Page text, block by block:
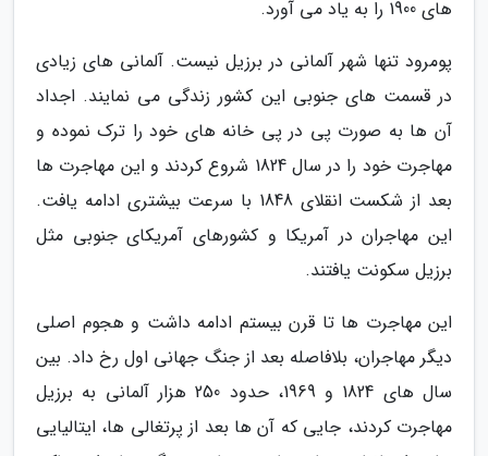
های 1900 را به یاد می آورد.
پومرود تنها شهر آلمانی در برزیل نیست. آلمانی های زیادی
در قسمت های جنوبی این کشور زندگی می نمایند. اجداد
آن ها به صورت پی در پی خانه های خود را ترک نموده و
مهاجرت خود را در سال 1824 شروع کردند و این مهاجرت ها
بعد از شکست انقلای 1848 با سرعت بیشتری ادامه یافت.
این مهاجران در آمریکا و کشورهای آمریکای جنوبی مثل
برزیل سکونت یافتند.
این مهاجرت ها تا قرن بیستم ادامه داشت و هجوم اصلی
دیگر مهاجران، بلافاصله بعد از جنگ جهانی اول رخ داد. بین
سال های 1824 و 1969، حدود 250 هزار آلمانی به برزیل
مهاجرت کردند، جایی که آن ها بعد از پرتغالی ها، ایتالیایی